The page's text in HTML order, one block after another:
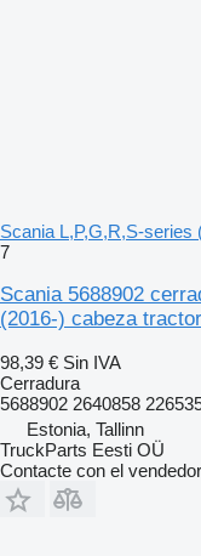
Scania L,P,G,R,S-
7
Scania 5688902
(2016-) cabeza
98,39 € Sin IVA
Cerradura
5688902 2640858
Estonia, Tallinn
TruckParts Eesti OÜ
Contacte con el vendedor